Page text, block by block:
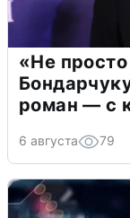
«Не
роман — с
6 августа 79